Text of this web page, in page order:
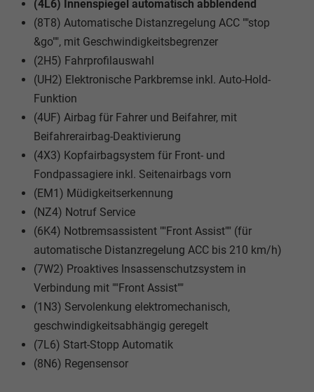
(4L6) Innenspiegel automatisch abblendend
(8T8) Automatische Distanzregelung ACC ""stop
&go"", mit Geschwindigkeitsbegrenzer
(2H5) Fahrprofilauswahl
(UH2) Elektronische Parkbremse inkl. Auto-Hold-
Funktion
(4UF) Airbag für Fahrer und Beifahrer, mit
Beifahrerairbag-Deaktivierung
(4X3) Kopfairbagsystem für Front- und
Fondpassagiere inkl. Seitenairbags vorn
(EM1) Müdigkeitserkennung
(NZ4) Notruf Service
(6K4) Notbremsassistent ""Front Assist"" (für
automatische Distanzregelung ACC bis 210 km/h)
(7W2) Proaktives Insassenschutzsystem in
Verbindung mit ""Front Assist""
(1N3) Servolenkung elektromechanisch,
geschwindigkeitsabhängig geregelt
(7L6) Start-Stopp Automatik
(8N6) Regensensor